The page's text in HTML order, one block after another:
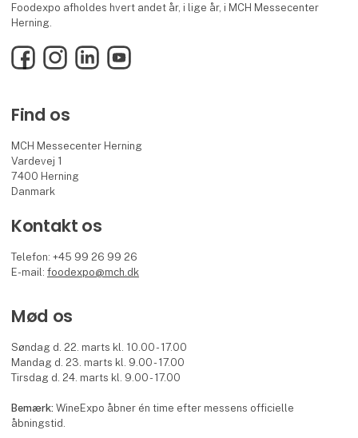
Foodexpo afholdes hvert andet år, i lige år, i MCH Messecenter
Herning.
FacebookInstagramLinkedInYouTube
Find os
MCH Messecenter Herning
Vardevej 1
7400 Herning
Danmark
Kontakt os
Telefon: +45 99 26 99 26
E-mail:foodexpo@mch.dk
Mød os
Søndag d. 22. marts kl. 10.00 - 17.00
Mandag d. 23. marts kl. 9.00 - 17.00
Tirsdag d. 24. marts kl. 9.00 - 17.00
Bemærk:WineExpo åbner én time efter messens officielle
åbningstid.